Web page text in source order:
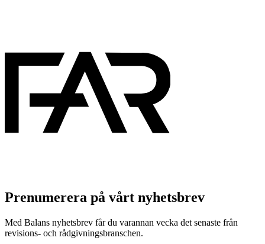
Prenumerera på vårt nyhetsbrev
Med Balans nyhetsbrev får du varannan vecka det senaste från
revisions- och rådgivningsbranschen.